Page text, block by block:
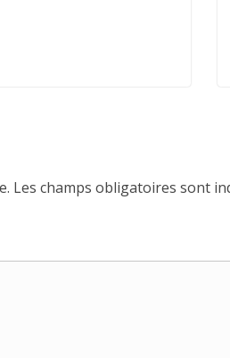
Les champs obligatoires sont